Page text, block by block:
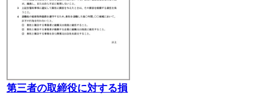
第三者の取締役に対する損